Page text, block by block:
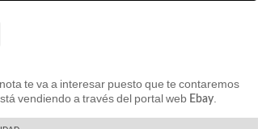
te va a interesar puesto que te contaremos
vendiendo a través del portal web Ebay